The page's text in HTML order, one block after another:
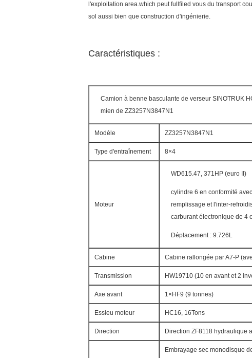
l'exploitation area.which peut fullfiled vous du transport
sol aussi bien que construction d'ingénierie.
Caractéristiques :
Camion à benne basculante de verseur SINOTRUK
mien de ZZ3257N3847N1
Modèle ZZ3257N3847N1
Type d'entraînement 8×4
Moteur
WD615.47, 371HP (euro II)
cylindre 6 en conformité
remplissage et l'inter-
carburant électronique de 4
Déplacement : 9.726L
Cabine Cabine rallongée par A7-P
Transmission HW19710 (10 en avant et 2
Axe avant 1×HF9 (9 tonnes)
Essieu moteur HC16, 16Tons
Direction Direction ZF8118 hydraulique
Embrayage sec monodisque